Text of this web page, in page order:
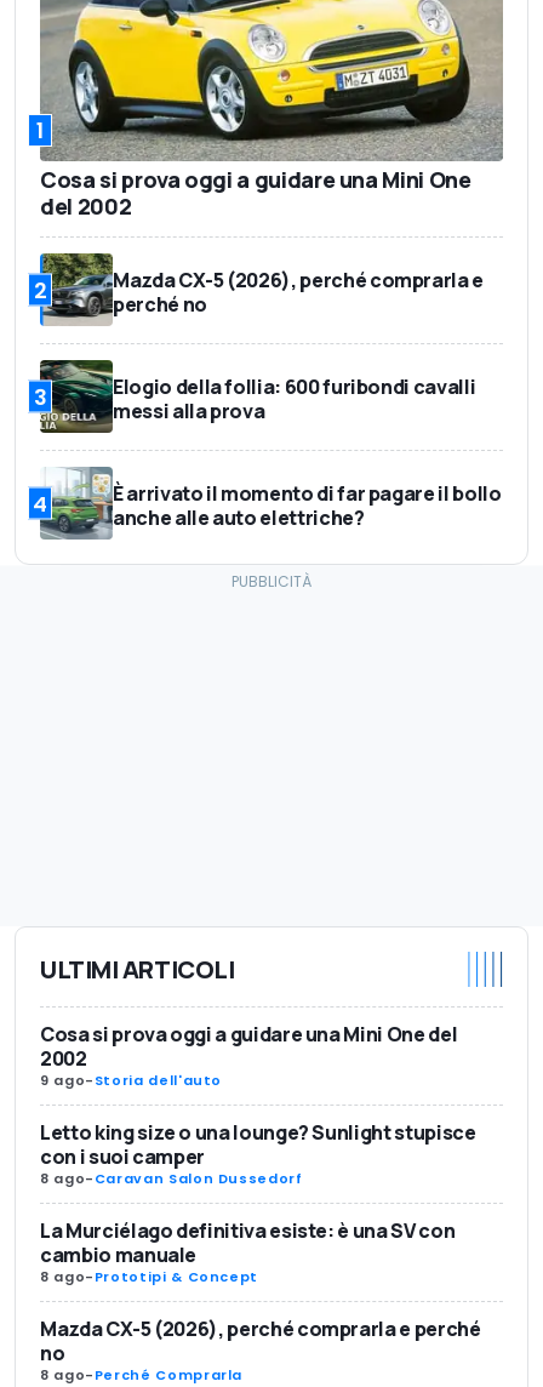
1
Cosa si prova oggi a guidare una Mini One
del 2002
2
Mazda CX-5 (2026), perché comprarla e
perché no
3
Elogio della follia: 600 furibondi cavalli
messi alla prova
4
È arrivato il momento di far pagare il bollo
anche alle auto elettriche?
ULTIMI ARTICOLI
Cosa si prova oggi a guidare una Mini One del
2002
9 ago-Storia dell'auto
Letto king size o una lounge? Sunlight stupisce
con i suoi camper
8 ago-Caravan Salon Dussedorf
La Murciélago definitiva esiste: è una SV con
cambio manuale
8 ago-Prototipi & Concept
Mazda CX-5 (2026), perché comprarla e perché
no
8 ago-Perché Comprarla